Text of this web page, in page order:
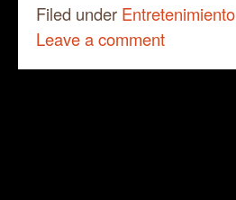
Filed under Entretenimiento
Leave a comment